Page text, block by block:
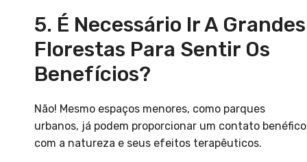
5. É Necessário Ir A Grandes
Florestas Para Sentir Os
Benefícios?
Não! Mesmo espaços menores, como parques
urbanos, já podem proporcionar um contato benéfico
com a natureza e seus efeitos terapêuticos.